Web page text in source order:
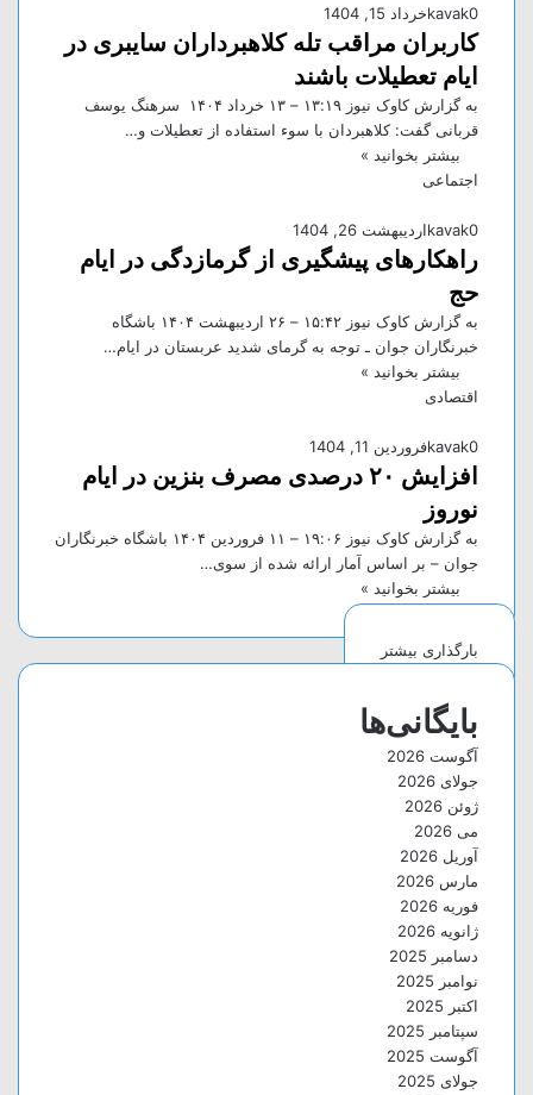
kavakخرداد 15, 1404 0
کاربران مراقب تله کلاهبرداران سایبری در
ایام تعطیلات باشند
به گزارش کاوک نیوز ۱۳:۱۹ – ۱۳ خرداد ۱۴۰۴ سرهنگ یوسف
قربانی گفت: کلاهبردان با سوء استفاده از تعطیلات و…
بیشتر بخوانید »
اجتماعی
kavakاردیبهشت 26, 1404 0
راهکار‌های پیشگیری از گرمازدگی در ایام
حج
به گزارش کاوک نیوز ۱۵:۴۲ – ۲۶ ارديبهشت ۱۴۰۴ باشگاه
خبرنگاران جوان ـ توجه به گرمای شدید عربستان در ایام…
بیشتر بخوانید »
اقتصادی
kavakفروردین 11, 1404 0
افزایش ۲۰ درصدی مصرف بنزین در ایام
نوروز
به گزارش کاوک نیوز ۱۹:۰۶ – ۱۱ فروردين ۱۴۰۴ باشگاه خبرنگاران
جوان – بر اساس آمار ارائه شده از سوی…
بیشتر بخوانید »
بارگذاری بیشتر
بایگانی‌ها
آگوست 2026
جولای 2026
ژوئن 2026
می 2026
آوریل 2026
مارس 2026
فوریه 2026
ژانویه 2026
دسامبر 2025
نوامبر 2025
اکتبر 2025
سپتامبر 2025
آگوست 2025
جولای 2025